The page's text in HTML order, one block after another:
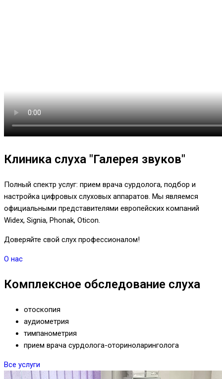
Клиника слуха "Галерея звуков"
Полный спектр услуг: прием врача сурдолога, подбор и
настройка цифровых слуховых аппаратов. Мы являемся
официальными представителями европейских компаний
Widex, Signia, Phonak, Oticon.
Доверяйте свой слух профессионалом!
О нас
Комплексное обследование слуха
отоскопия
аудиометрия
тимпанометрия
прием врача сурдолога-оториноларинголога
Все услуги